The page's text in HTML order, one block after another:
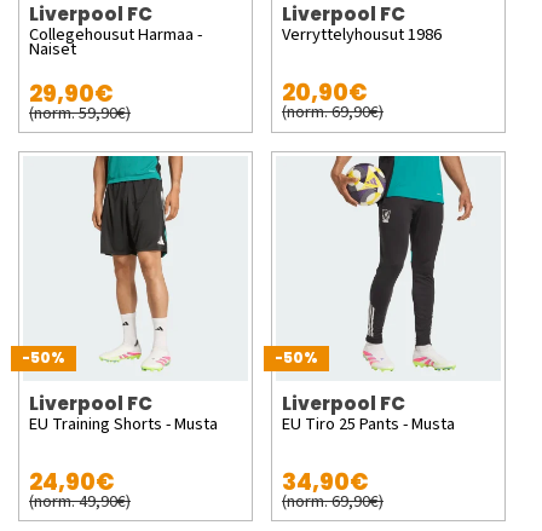
Liverpool FC
Collegehousut Harmaa -
Naiset
29,90€
(norm. 59,90€)
Liverpool FC
Verryttelyhousut 1986
20,90€
(norm. 69,90€)
-50%
Liverpool FC
EU Training Shorts - Musta
24,90€
(norm. 49,90€)
-50%
Liverpool FC
EU Tiro 25 Pants - Musta
34,90€
(norm. 69,90€)